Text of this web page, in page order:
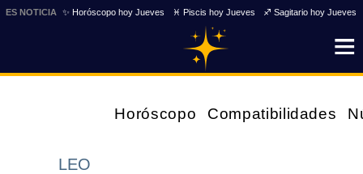
ES NOTICIA ✨ Horóscopo hoy Jueves ♓ Piscis hoy Jueves ♐ Sagitario hoy Jueves
Horóscopo Compatibilidades
LEO